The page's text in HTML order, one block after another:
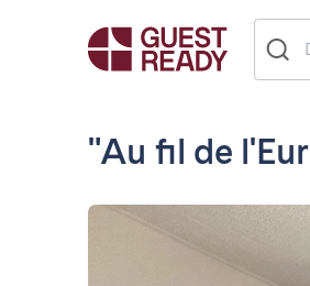
"Au fil de